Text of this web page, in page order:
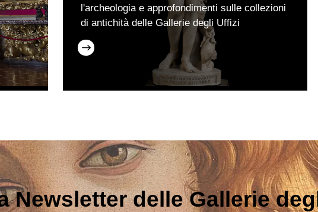
l'archeologia e approfondimenti sulle collezioni
di antichità delle Gallerie degli Uffizi
Newsletter delle Gallerie